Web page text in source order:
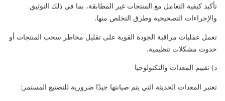
تأكيد كيفية التعامل مع المنتجات غير المطابقة، بما في ذلك التوثيق
والإجراءات التصحيحية وطرق التخلص منها.
تعمل عمليات مراقبة الجودة القوية على تقليل مخاطر سحب المنتجات أو
حدوث مشكلات تنظيمية.
د) تقييم المعدات والتكنولوجيا
تعتبر المعدات الحديثة التي يتم صيانتها جيدًا ضرورية للتصنيع المستمر: